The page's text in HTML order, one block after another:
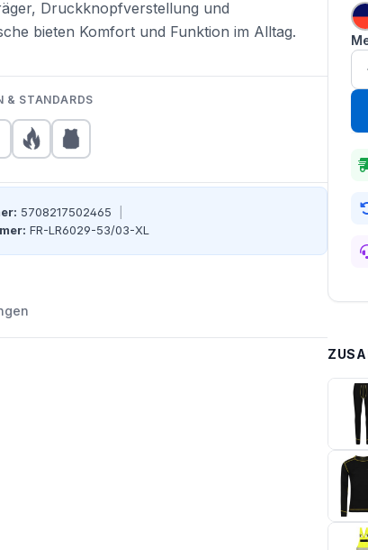
Druckknopfverstellung und
bieten Komfort und Funktion im Alltag.
& STANDARDS
5708217502465
FR-LR6029-53/03-XL